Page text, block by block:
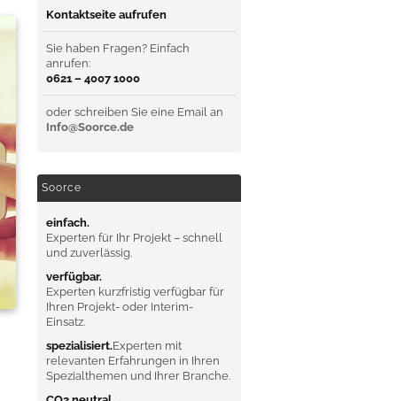
Kontaktseite aufrufen
Sie haben Fragen? Einfach
anrufen:
0621 – 4007 1000
oder schreiben Sie eine Email an
Info@Soorce.de
Soorce
einfach.
Experten für Ihr Projekt – schnell
und zuverlässig.
verfügbar.
Experten kurzfristig verfügbar für
Ihren Projekt- oder Interim-
Einsatz.
spezialisiert.Experten mit
relevanten Erfahrungen in Ihren
Spezialthemen und Ihrer Branche.